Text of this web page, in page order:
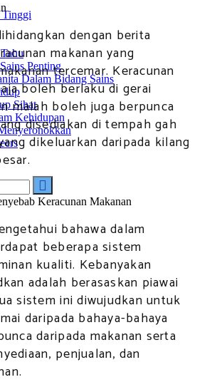
Tinggi
Penting
Dalam Bidang Sains
Sihat
Kehidupan
dengan berita
makanan yang
tercemar. Keracunan
boleh berlaku di gerai
malah boleh juga berpunca
disediakan di tempah gah
dikeluarkan daripada kilang
Keracunan Makanan
bahawa dalam
beberapa sistem
kualiti. Kebanyakan
adalah berasaskan piawai
sistem ini diwujudkan untuk
daripada bahaya-bahaya
daripada makanan serta
penjualan, dan